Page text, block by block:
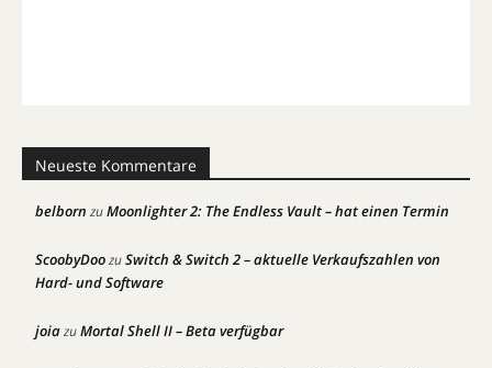
Neueste Kommentare
belborn zuMoonlighter 2: The Endless Vault – hat einen Termin
ScoobyDoozuSwitch & Switch 2 – aktuelle Verkaufszahlen von
Hard- und Software
joiazuMortal Shell II – Beta verfügbar